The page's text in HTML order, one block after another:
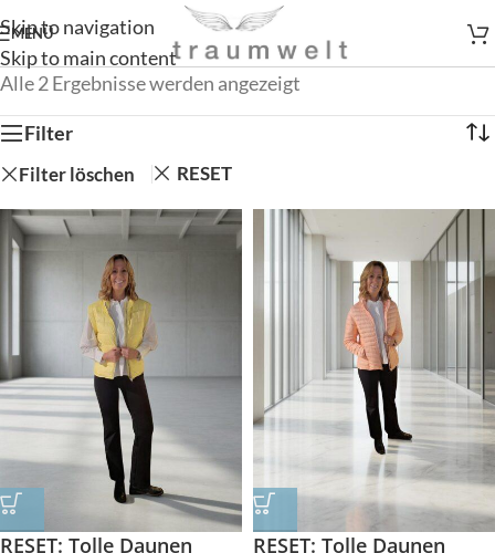
Skip to navigation
Skip to main content
MENÜ
Alle 2 Ergebnisse werden angezeigt
Filter
Filter löschen RESET
RESET: Tolle Daunen
RESET: Tolle Daunen